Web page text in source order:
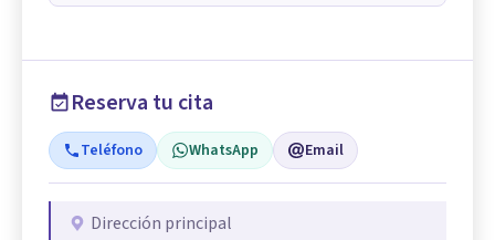
Reserva tu cita
Teléfono WhatsApp Email
Dirección principal